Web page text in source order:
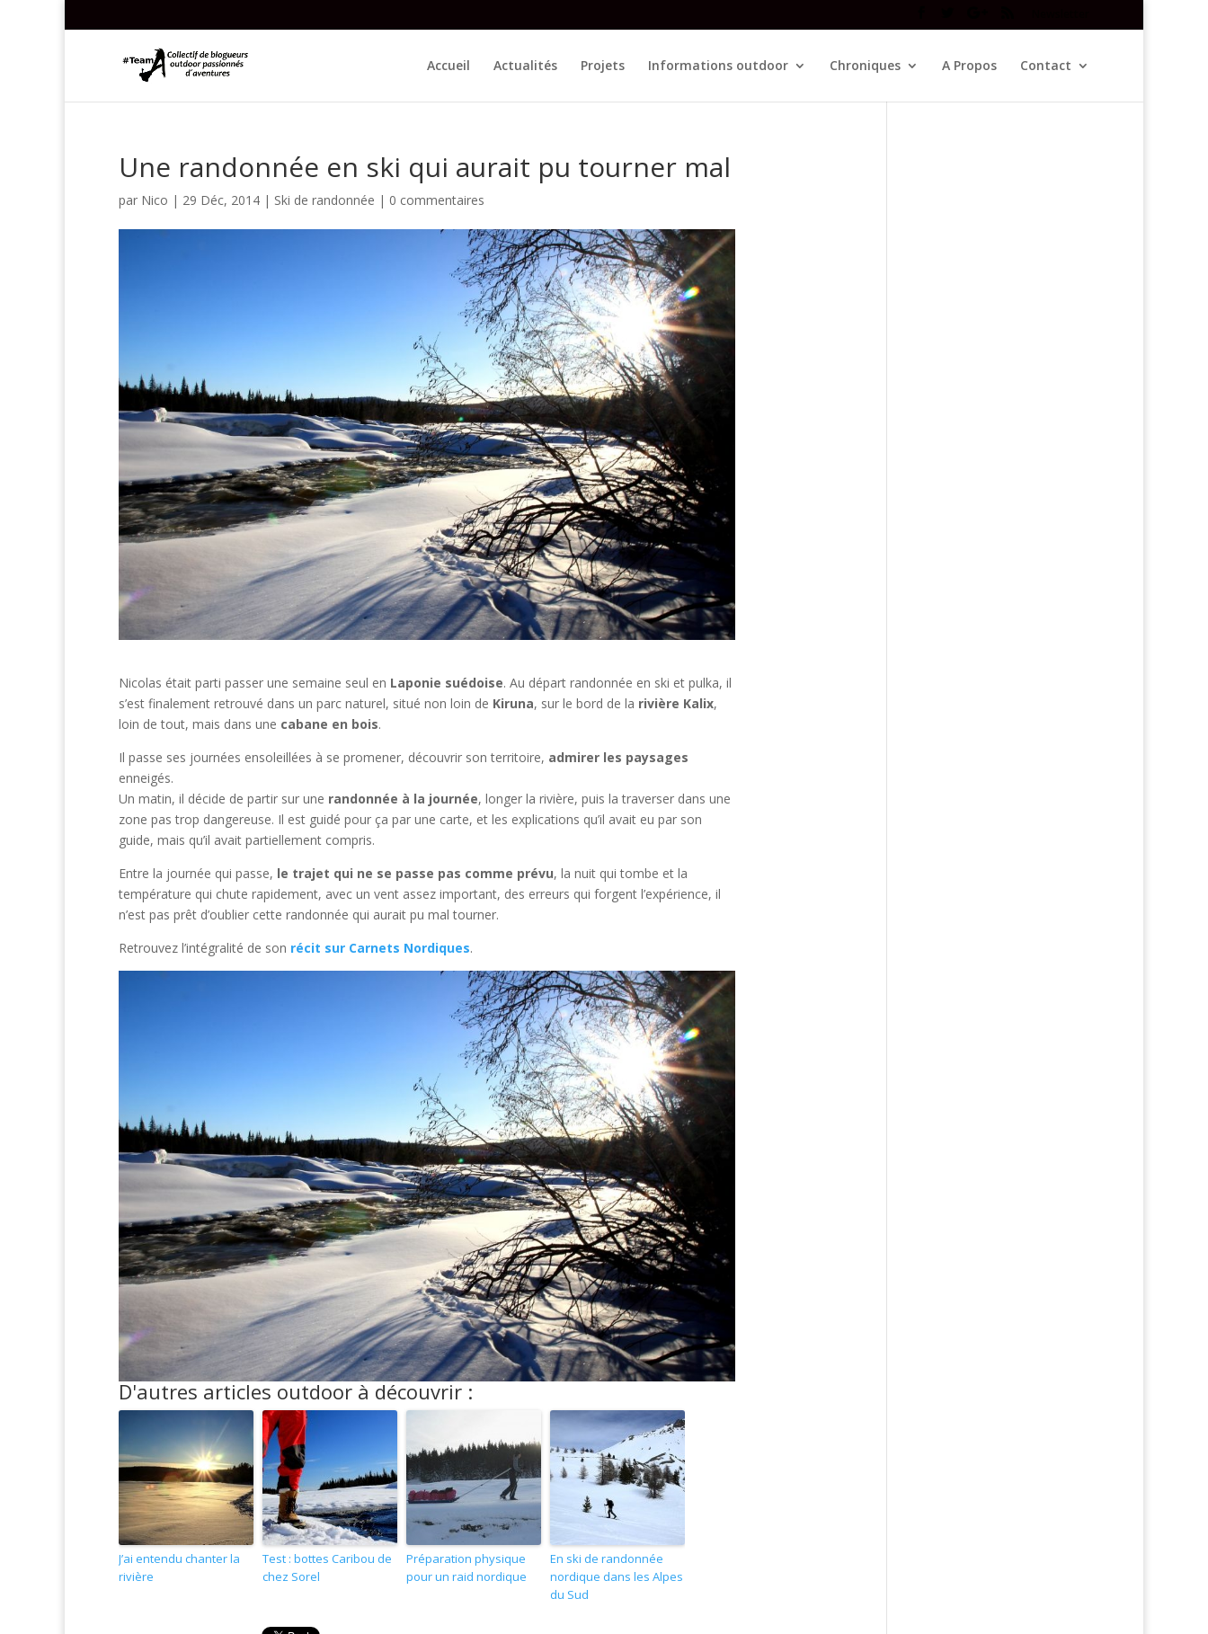
Accueil Actualités Projets Informations outdoor Chroniques A Propos Contact
Une randonnée en ski qui aurait pu tourner mal
par Nico | 29 Déc, 2014 | Ski de randonnée | 0 commentaires
Nicolas était parti passer une semaine seul en Laponie suédoise. Au départ randonnée en ski et pulka, il
s’est finalement retrouvé dans un parc naturel, situé non loin de Kiruna, sur le bord de la rivière Kalix,
loin de tout, mais dans une cabane en bois.
Il passe ses journées ensoleillées à se promener, découvrir son territoire, admirer les paysages
enneigés.
Un matin, il décide de partir sur une randonnée à la journée, longer la rivière, puis la traverser dans une
zone pas trop dangereuse. Il est guidé pour ça par une carte, et les explications qu’il avait eu par son
guide, mais qu’il avait partiellement compris.
Entre la journée qui passe, le trajet qui ne se passe pas comme prévu, la nuit qui tombe et la
température qui chute rapidement, avec un vent assez important, des erreurs qui forgent l’expérience, il
n’est pas prêt d’oublier cette randonnée qui aurait pu mal tourner.
Retrouvez l’intégralité de son récit sur Carnets Nordiques.
D'autres articles outdoor à découvrir :
J’ai entendu chanter la
rivière
Test : bottes Caribou de
chez Sorel
Préparation physique
pour un raid nordique
En ski de randonnée
nordique dans les Alpes
du Sud